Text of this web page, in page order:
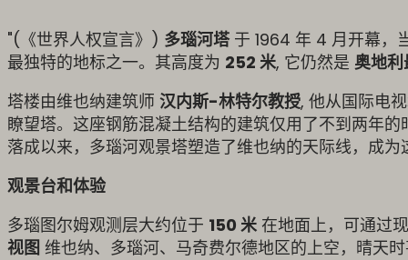
"(《世界人权宣言》) 多瑙河塔于 1964 年 4 月开幕，
最独特的地标之一。其高度为 252 米, 它仍然是 奥地
塔楼由维也纳建筑师 汉内斯-林特尔教授, 他从国际电
瞭望塔。这座钢筋混凝土结构的建筑仅用了不到两年
落成以来，多瑙河观景塔塑造了维也纳的天际线，成
观景台和体验
多瑙图尔姆观测层大约位于 150 米 在地面上，可通过
视图 维也纳、多瑙河、马奇费尔德地区的上空，晴天